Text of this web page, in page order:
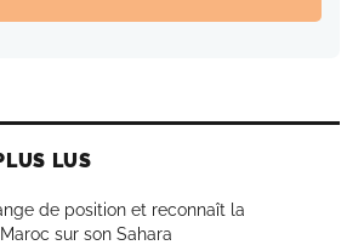
LUS
de position et reconnaît la
sur son Sahara